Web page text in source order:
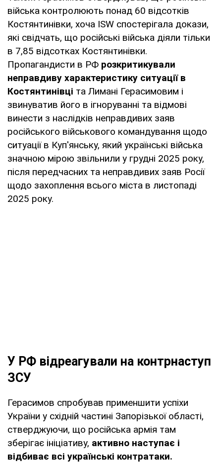
війська контролюють понад 60 відсотків
Костянтинівки, хоча ISW спостерігала докази,
які свідчать, що російські війська діяли тільки
в 7,85 відсотках Костянтинівки.
Пропагандисти в РФ розкритикували
неправдиву характеристику ситуації в
Костянтинівці та Лимані Герасимовим і
звинуватив його в ігноруванні та відмові
винести з наслідків неправдивих заяв
російського військового командування щодо
ситуації в Куп'янську, який українські війська
значною мірою звільнили у грудні 2025 року,
після передчасних та неправдивих заяв Росії
щодо захоплення всього міста в листопаді
2025 року.
У РФ відреагували на контрнаступ
ЗСУ
Герасимов спробував применшити успіхи
України у східній частині Запорізької області,
стверджуючи, що російська армія там
зберігає ініціативу, активно наступає і
відбиває всі українські контратаки.